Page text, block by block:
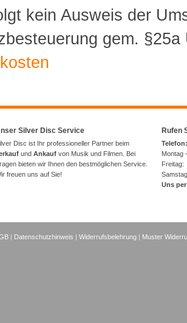
kein Ausweis der
gem.
Silver Disc Service
Disc ist Ihr professioneller Partner beim
und Ankauf von Musik und Filmen. Bei
bieten wir Ihnen den bestmöglichen Service.
freuen uns auf Sie!
Rufen
Montag
Uns
| Datenschutzhinweis |Widerrufsbelehrung | Muster